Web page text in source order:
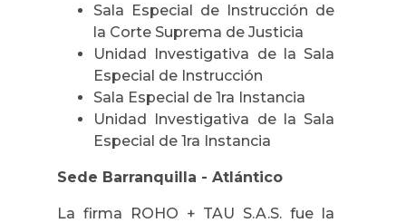
Sala Especial de Instrucción de
la Corte Suprema de Justicia
Unidad Investigativa de la Sala
Especial de Instrucción
Sala Especial de 1ra Instancia
Unidad Investigativa de la Sala
Especial de 1ra Instancia
Sede Barranquilla - Atlántico
La firma ROHO + TAU S.A.S. fue la